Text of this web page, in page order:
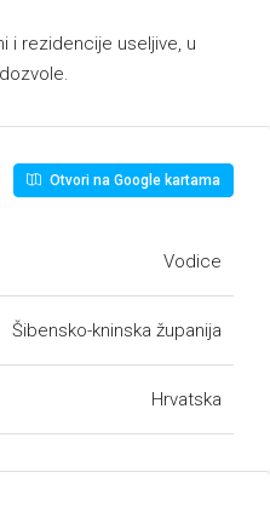
i rezidencije useljive, u
Otvori na Google kartama
Vodice
Šibensko-kninska županija
Hrvatska